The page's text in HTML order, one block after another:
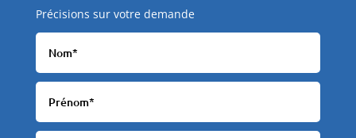
Précisions sur votre demande